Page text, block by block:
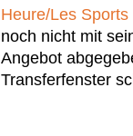
Heure/Les Sports
noch nicht mit
Angebot
Transferfenster